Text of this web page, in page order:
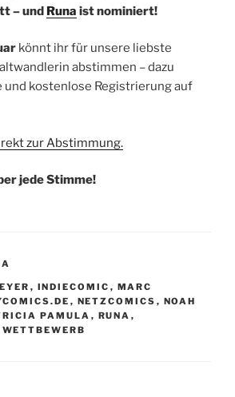
– und Runa ist nominiert!
könnt ihr für unsere liebste
abstimmen – dazu
und kostenlose Registrierung auf
zur Abstimmung.
jede Stimme!
, INDIECOMIC , MARC
, NETZCOMICS , NOAH
PAMULA , RUNA ,
WETTBEWERB